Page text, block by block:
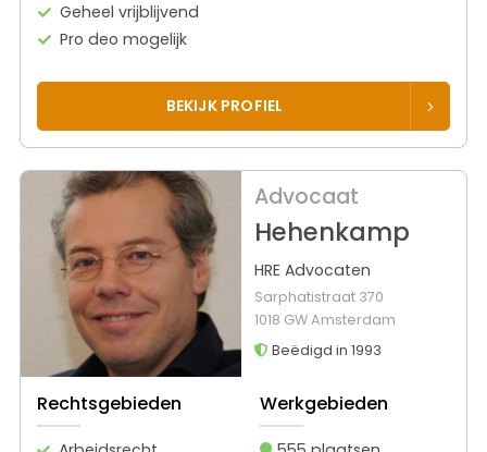
Geheel vrijblijvend
Pro deo mogelijk
BEKIJK PROFIEL
Advocaat
Hehenkamp
HRE Advocaten
Sarphatistraat 370
1018 GW Amsterdam
Beëdigd in 1993
Rechtsgebieden Werkgebieden